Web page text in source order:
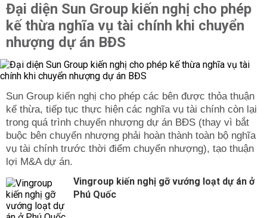
Đại diện Sun Group kiến nghị cho phép
kế thừa nghĩa vụ tài chính khi chuyển
nhượng dự án BĐS
Sun Group kiến nghị cho phép các bên được thỏa thuận
kế thừa, tiếp tục thực hiện các nghĩa vụ tài chính còn lại
trong quá trình chuyển nhượng dự án BĐS (thay vì bắt
buộc bên chuyển nhượng phải hoàn thành toàn bộ nghĩa
vụ tài chính trước thời điểm chuyển nhượng), tạo thuận
lợi M&A dự án.
Vingroup kiến nghị gỡ vướng loạt dự án ở
Phú Quốc